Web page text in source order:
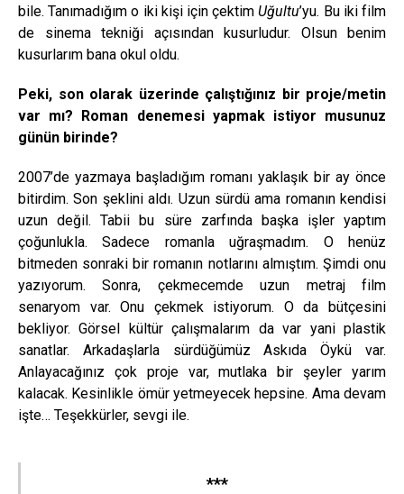
bile. Tanımadığım o iki kişi için çektim Uğultu’yu. Bu iki film
de sinema tekniği açısından kusurludur. Olsun benim
kusurlarım bana okul oldu.
Peki, son olarak üzerinde çalıştığınız bir proje/metin
var mı? Roman denemesi yapmak istiyor musunuz
günün birinde?
2007’de yazmaya başladığım romanı yaklaşık bir ay önce
bitirdim. Son şeklini aldı. Uzun sürdü ama romanın kendisi
uzun değil. Tabii bu süre zarfında başka işler yaptım
çoğunlukla. Sadece romanla uğraşmadım. O henüz
bitmeden sonraki bir romanın notlarını almıştım. Şimdi onu
yazıyorum. Sonra, çekmecemde uzun metraj film
senaryom var. Onu çekmek istiyorum. O da bütçesini
bekliyor. Görsel kültür çalışmalarım da var yani plastik
sanatlar. Arkadaşlarla sürdüğümüz Askıda Öykü var.
Anlayacağınız çok proje var, mutlaka bir şeyler yarım
kalacak. Kesinlikle ömür yetmeyecek hepsine. Ama devam
işte… Teşekkürler, sevgi ile.
***